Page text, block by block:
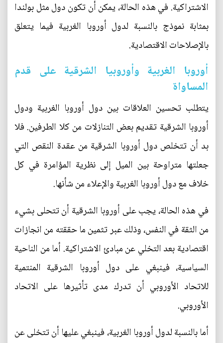
الاشتراكية. في هذه الحالة، يمكن أن تكون دول مثل بولندا
بمثابة نموذج بالنسبة لدول أوروبا الغربية فيما يتعلق
بالإصلاحات الاقتصادية.
أوروبا الغربية وأوروبيا الشرقية على قدم
المساواة
يتطلب تحسين العلاقات بين دول أوروبا الغربية ودول
أوروبا الشرقية تقديم بعض التنازلات من كلا الطرفين. فلا
بد أن تتخلص دول أوروبا الشرقية من عقدة النقص التي
جعلتها متراوحة بين الميل إلى نظرية المؤامرة في كل
خلاف مع دول أوروبا الغربية والإعلاء من شأنها.
في هذه الحالة، يجب على أوروبا الشرقية أن تتحلى بشيء
من الثقة في النفس، وذلك عبر تثمين ما حققته من انجازات
اقتصادية بعد التخلي عن مبادئ الاشتراكية. أما من الناحية
السياسية، فينبغي على دول أوروبا الشرقية المنتمية
للاتحاد الأوروبي أن تدرك مدى تأثيرها على الاتحاد
الأوروبي.
أما بالنسبة لدول أوروبا الغربية، فينبغي عليها أن تتخلى عن